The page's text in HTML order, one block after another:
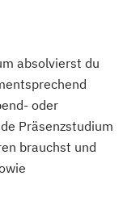
absolvierst du
oder
Präsenzstudium
brauchst und